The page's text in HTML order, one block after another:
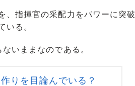
指揮官の采配力をパワーに突破
いる。
いままなのである。
りを目論んでいる？